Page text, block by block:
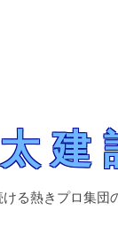
る熱きプロ集